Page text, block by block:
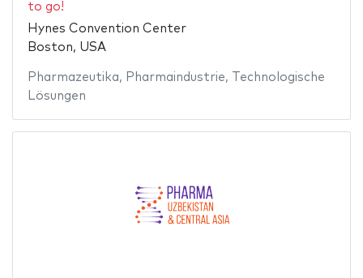
to go!
Hynes Convention Center
Boston, USA
Pharmazeutika, Pharmaindustrie,
Technologische
Lösungen